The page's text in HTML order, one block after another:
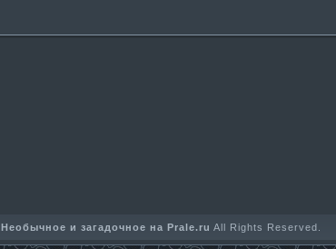
Необычное и загадочное на Prale.ru All Rights Reserved.